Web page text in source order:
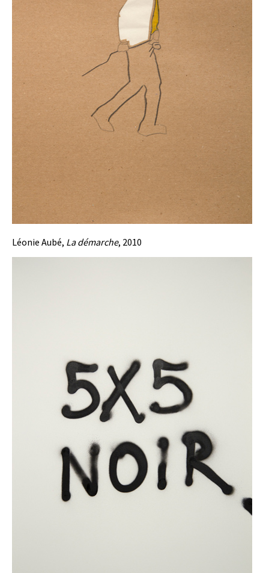
Léonie Aubé, La démarche, 2010